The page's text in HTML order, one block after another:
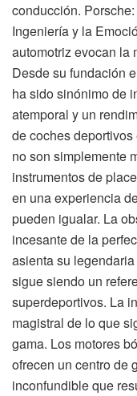
conducción.
Ingeniería y la
automotriz evocan la
Desde su fundación
ha sido sinónimo de
atemporal y un
de coches
no son simplemente
instrumentos de
en una experiencia
pueden igualar. La
incesante de la
asienta su
sigue siendo un
superdeportivos. La
magistral de lo que
gama. Los motores
ofrecen un centro de
inconfundible que